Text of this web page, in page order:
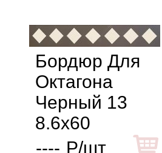
Бордюр Для
Октагона
Черный 13
8.6x60
---- Р/шт